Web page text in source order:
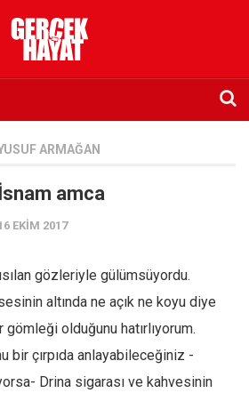
ARMAĞAN
amca
EKIM 2017
gözleriyle gülümsüyordu.
altında ne açık ne koyu diye
olduğunu hatırlıyorum.
bir çırpıda anlayabileceğiniz -
Drina sigarası ve kahvesinin